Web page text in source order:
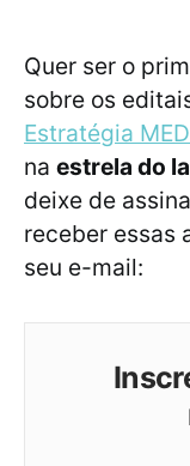
Quer ser o
sobre os
Estratégia
na estrela do
deixe de
receber essas
seu e-mail: